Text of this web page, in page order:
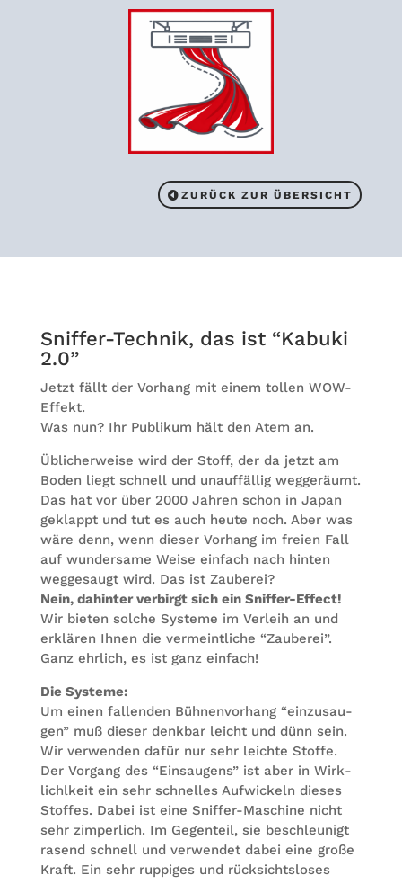
ZURÜCK ZUR ÜBERSICHT
Snif­fer-Tech­nik, das ist “Kabuki
2.0”
Jetzt fällt der Vor­hang mit einem tol­len WOW-
Effekt.
Was nun? Ihr Publi­kum hält den Atem an.
Übli­cher­weise wird der Stoff, der da jetzt am
Boden liegt schnell und unauf­fäl­lig weg­ge­räumt.
Das hat vor über 2000 Jah­ren schon in Japan
geklappt und tut es auch heute noch. Aber was
wäre denn, wenn die­ser Vor­hang im freien Fall
auf wun­der­same Weise ein­fach nach hin­ten
weg­ge­saugt wird. Das ist Zau­be­rei?
Nein, dahin­ter ver­birgt sich ein Snif­fer-Effect!
Wir bie­ten sol­che Sys­teme im Ver­leih an und
erklä­ren Ihnen die ver­meint­li­che “Zau­be­rei”.
Ganz ehr­lich, es ist ganz einfach!
Die Sys­teme:
Um einen fal­len­den Büh­nen­vor­hang “ein­zu­sau­
gen” muß die­ser denk­bar leicht und dünn sein.
Wir ver­wen­den dafür nur sehr leichte Stoffe.
Der Vor­gang des “Ein­sau­gens” ist aber in Wirk­
lichl­keit ein sehr schnel­les Auf­wi­ckeln die­ses
Stof­fes. Dabei ist eine Snif­fer-Maschine nicht
sehr zim­per­lich. Im Gegen­teil, sie beschleu­nigt
rasend schnell und ver­wen­det dabei eine große
Kraft. Ein sehr rup­pi­ges und rück­sichts­lo­ses